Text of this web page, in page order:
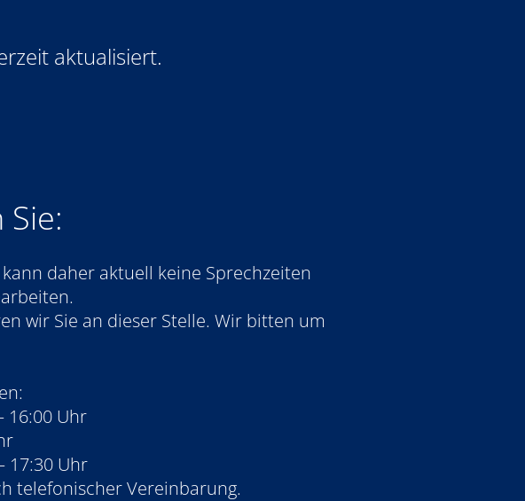
aktualisiert.
daher aktuell keine Sprechzeiten
wir Sie an dieser Stelle. Wir bitten um
16:00 Uhr
17:30 Uhr
telefonischer Vereinbarung.